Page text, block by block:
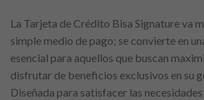
La Tarjeta de Crédito Bisa Signature va
simple medio de pago; se convierte en
esencial para aquellos que buscan
disfrutar de beneficios exclusivos en su
Diseñada para satisfacer las